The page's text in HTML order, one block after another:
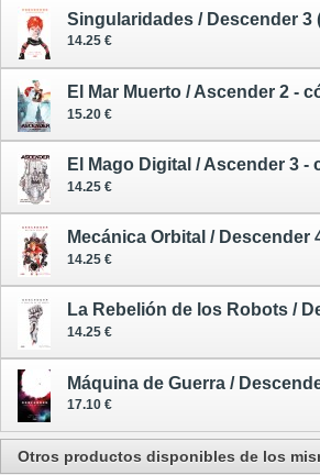
Singularidades / Descender 3
14.25 €
El Mar Muerto / Ascender 2 -
15.20 €
El Mago Digital / Ascender 3 -
14.25 €
Mecánica Orbital / Descender
14.25 €
14.25 €
17.10 €
Otros productos disponibles de los